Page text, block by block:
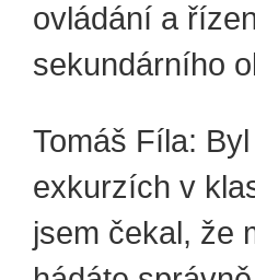
ovládání a
sekundárního
Tomáš Fíla:
exkurzích v
jsem čekal, že